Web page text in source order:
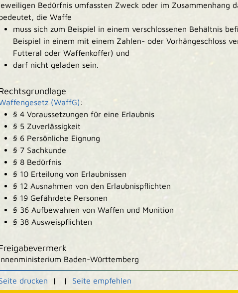
Bedürfnis umfassten Zweck oder im Zusammenhang
die Waffe
muss sich zum Beispiel in einem verschlossenen Behältnis
Beispiel in einem mit einem Zahlen- oder Vorhängeschloss
Futteral oder Waffenkoffer) und
darf nicht geladen sein.
(WaffG) :
§ 4 Voraussetzungen für eine Erlaubnis
§ 5 Zuverlässigkeit
§ 6 Persönliche Eignung
§ 7 Sachkunde
§ 8 Bedürfnis
§ 10 Erteilung von Erlaubnissen
§ 12 Ausnahmen von den Erlaubnispflichten
§ 19 Gefährdete Personen
§ 36 Aufbewahren von Waffen und Munition
§ 38 Ausweispflichten
Baden-Württemberg
drucken | | Seite empfehlen